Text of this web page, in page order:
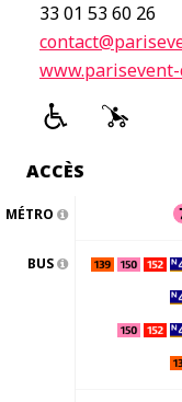
33 01 53 60 26
www.parisevent-
ACCÈS
MÉTRO
BUS